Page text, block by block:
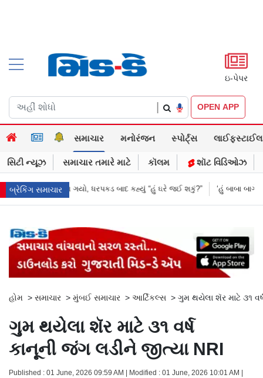
ઇ-પેપર
OPEN APP
સમાચાર મનોરંજન સ્પોર્ટ્સ લાઈફસ્ટાઈલ
સિટી ન્યૂઝ સમાચાર તમારે માટે કૉલમ શૉટ વિડિઓઝ
બ્રેકિંગ સમાચાર
ઘરે જઈ શકું?” ‘હું બાબા બાગેશ્વર નથી...’: IIT દિલ્હીમાં વિદ્યાર્થીઓ સાથે PM
હોમ > સમાચાર > મુંબઈ સમાચાર > આર્ટિકલ્સ > ગુમ થયેલા શૅર માટે ૩૧
ગુમ થયેલા શૅર માટે ૩૧ વર્ષ
કાનૂની જંગ લડીને જીત્યા NRI
Published : 01 June, 2026 09:59 AM | Modified : 01 June, 2026 10:01 AM |